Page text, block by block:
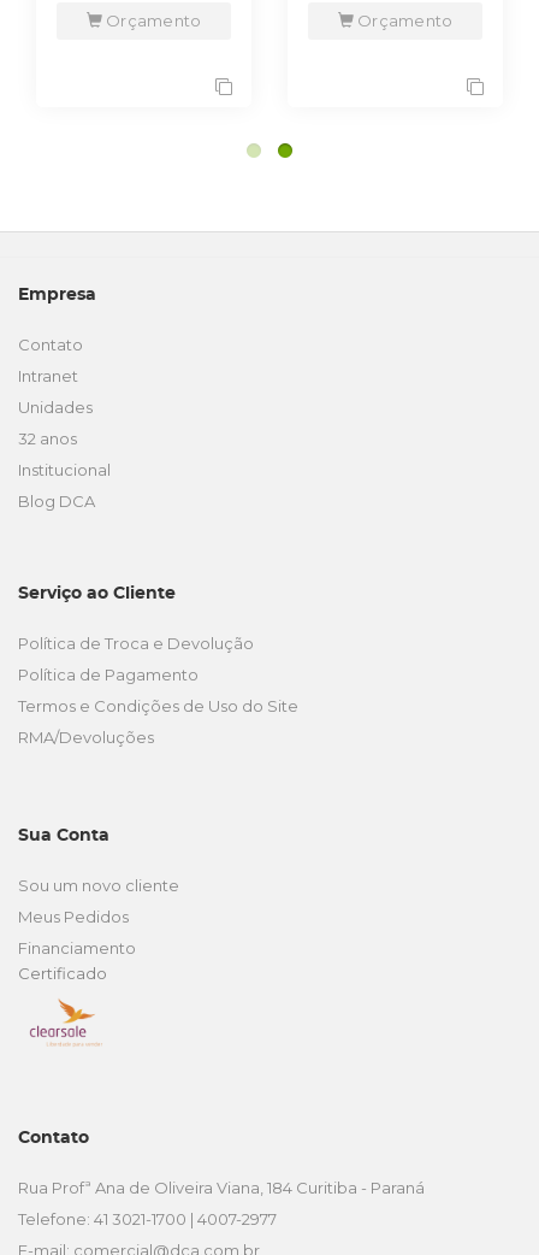
Orçamento Orçamento
Empresa
Contato
Intranet
Unidades
32 anos
Institucional
Blog DCA
Serviço ao Cliente
Política de Troca e Devolução
Política de Pagamento
Termos e Condições de Uso do Site
RMA/Devoluções
Sua Conta
Sou um novo cliente
Meus Pedidos
Financiamento
Certificado
Contato
Rua Profª Ana de Oliveira Viana, 184 Curitiba - Paraná
Telefone: 41 3021-1700 | 4007-2977
E-mail: comercial@dca.com.br